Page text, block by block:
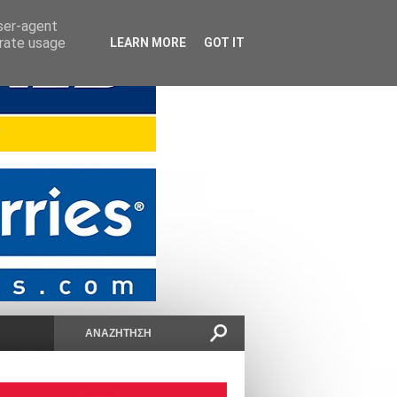
agent
usage
LEARN MORE GOT IT